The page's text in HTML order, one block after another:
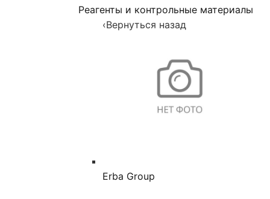
Реагенты и контрольные материалы
‹Вернуться назад
Erba Group